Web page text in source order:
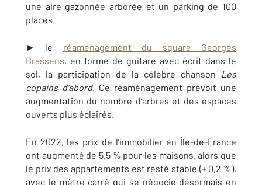
une aire gazonnée arborée et un parking de 100
places.
► le réaménagement du square Georges
Brassens, en forme de guitare avec écrit dans le
sol, la participation de la célèbre chanson Les
copains d’abord. Ce réaménagement prévoit une
augmentation du nombre d’arbres et des espaces
ouverts plus éclairés.
En 2022, les prix de l’immobilier en Île-de-France
ont augmenté de 5,5 % pour les maisons, alors que
le prix des appartements est resté stable (+ 0,2 %),
avec le mètre carré qui se négocie désormais en